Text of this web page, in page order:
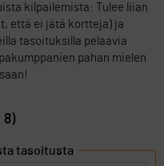
kilpailemista: Tulee liian
että ei jätä kortteja) ja
tasoituksilla pelaavia
pahan mielen
8)
tasoitusta